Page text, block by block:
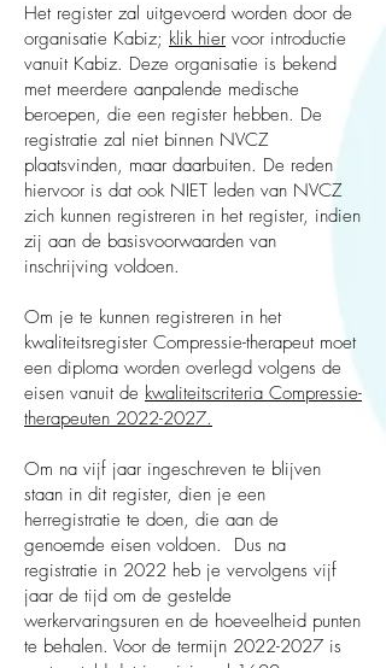
Het register zal uitgevoerd worden door de
organisatie Kabiz; klik hier voor introductie
vanuit Kabiz. Deze organisatie is bekend
met meerdere aanpalende medische
beroepen, die een register hebben. De
registratie zal niet binnen NVCZ
plaatsvinden, maar daarbuiten. De reden
hiervoor is dat ook NIET leden van NVCZ
zich kunnen registreren in het register, indien
zij aan de basisvoorwaarden van
inschrijving voldoen.
Om je te kunnen registreren in het
kwaliteitsregister Compressie-therapeut moet
een diploma worden overlegd volgens de
eisen vanuit de kwaliteitscriteria Compressie-
therapeuten 2022-2027.
Om na vijf jaar ingeschreven te blijven
staan in dit register, dien je een
herregistratie te doen, die aan de
genoemde eisen voldoen. Dus na
registratie in 2022 heb je vervolgens vijf
jaar de tijd om de gestelde
werkervaringsuren en de hoeveelheid punten
te behalen. Voor de termijn 2022-2027 is